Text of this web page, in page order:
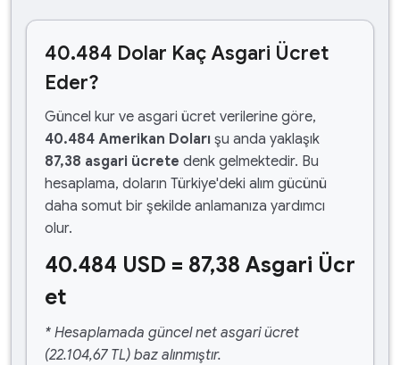
40.484 Dolar Kaç Asgari Ücret
Eder?
Güncel kur ve asgari ücret verilerine göre,
40.484 Amerikan Doları şu anda yaklaşık
87,38 asgari ücrete denk gelmektedir. Bu
hesaplama, doların Türkiye'deki alım gücünü
daha somut bir şekilde anlamanıza yardımcı
olur.
40.484 USD = 87,38 Asgari Ücr
et
* Hesaplamada güncel net asgari ücret
(22.104,67 TL) baz alınmıştır.